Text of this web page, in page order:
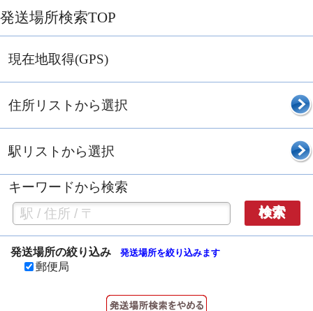
発送場所検索TOP
現在地取得(GPS)
住所リストから選択
駅リストから選択
キーワードから検索
検索
発送場所の絞り込み 発送場所を絞り込みます
郵便局